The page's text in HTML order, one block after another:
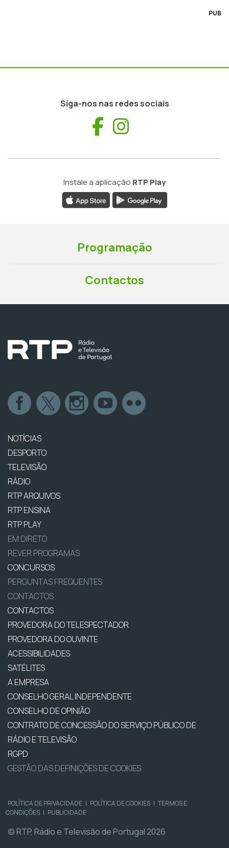
PUB
Siga-nos nas redes sociais
Facebook
Instale a aplicação RTP Play
Programação
Contactos
NOTÍCIAS
DESPORTO
TELEVISÃO
RÁDIO
RTP ARQUIVOS
RTP ENSINA
RTP PLAY
EM DIRETO
REVER PROGRAMAS
CONCURSOS
PERGUNTAS FREQUENTES
CONTACTOS
CONTACTOS
PROVEDORA DO TELESPECTADOR
PROVEDORA DO OUVINTE
ACESSIBILIDADES
SATÉLITES
A EMPRESA
CONSELHO GERAL INDEPENDENTE
CONSELHO DE OPINIÃO
CONTRATO DE CONCESSÃO DO SERVIÇO PÚBLICO DE
RÁDIO E TELEVISÃO
RGPD
GESTÃO DAS DEFINIÇÕES DE COOKIES
POLÍTICA DE PRIVACIDADE | POLÍTICA DE COOKIES | TERMOS E
CONDIÇÕES | PUBLICIDADE
© RTP, Rádio e Televisão de Portugal 2026